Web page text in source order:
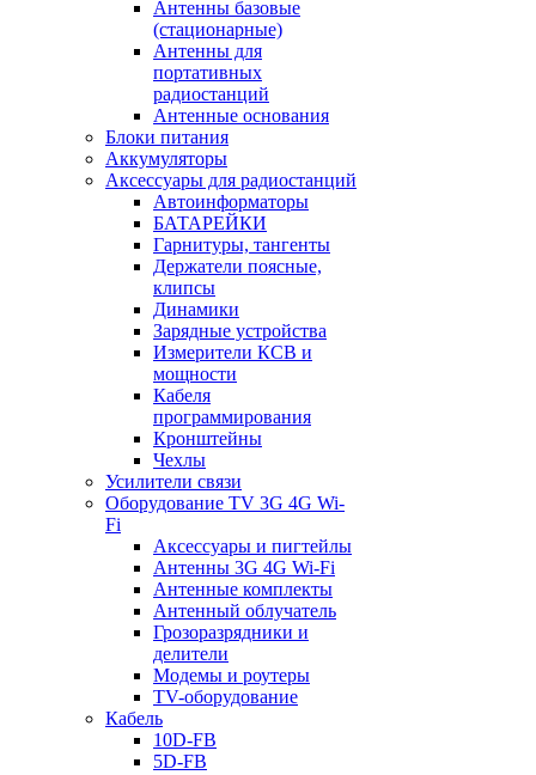
Антенны базовые
(стационарные)
Антенны для
портативных
радиостанций
Антенные основания
Блоки питания
Аккумуляторы
Аксессуары для радиостанций
Автоинформаторы
БАТАРЕЙКИ
Гарнитуры, тангенты
Держатели поясные,
клипсы
Динамики
Зарядные устройства
Измерители КСВ и
мощности
Кабеля
программирования
Кронштейны
Чехлы
Усилители связи
Оборудование TV 3G 4G Wi-
Fi
Аксессуары и пигтейлы
Антенны 3G 4G Wi-Fi
Антенные комплекты
Антенный облучатель
Грозоразрядники и
делители
Модемы и роутеры
TV-оборудование
Кабель
10D-FB
5D-FB